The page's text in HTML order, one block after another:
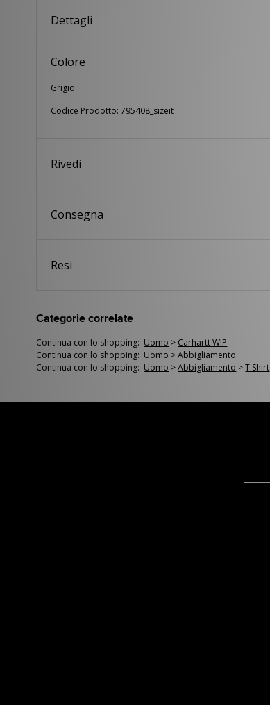
Dettagli
Colore
Grigio
Codice Prodotto: 795408_sizeit
Rivedi
Consegna
Resi
Categorie correlate
Continua con lo shopping: Uomo > Carhartt WIP
Continua con lo shopping: Uomo >Abbigliamento
Continua con lo shopping: Uomo >Abbigliamento >T Shirt